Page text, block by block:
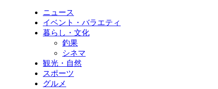
ニュース
イベント・バラエティ
暮らし・文化
釣果
シネマ
観光・自然
スポーツ
グルメ